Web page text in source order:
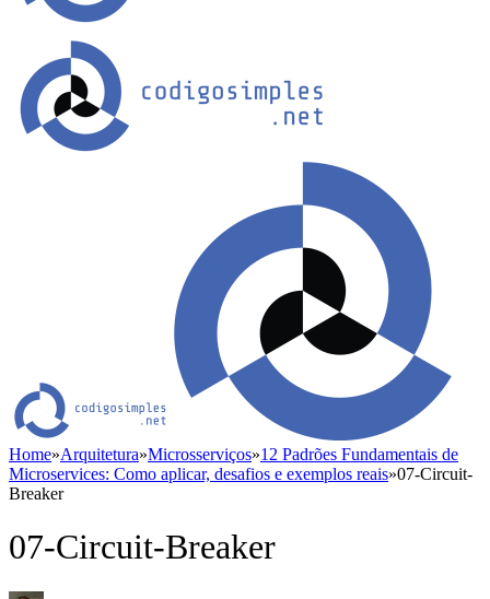
Home»Arquitetura»Microsserviços»12 Padrões Fundamentais de
Microservices: Como aplicar, desafios e exemplos reais»07-Circuit-
Breaker
07-Circuit-Breaker